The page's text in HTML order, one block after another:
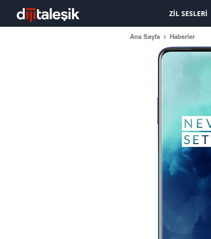
ZIL SESLERI
Ana Sayfa Haberler